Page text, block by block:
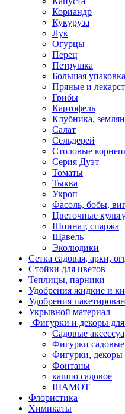
Кориандр
Кукуруза
Лук
Огурцы
Перец
Петрушка
Большая упаковка
Пряные и
Грибы
Картофель
Клубника,
Салат
Сельдерей
Столовые
Серия Дуэт
Томаты
Тыква
Укроп
Фасоль, бобы,
Цветочные
Шпинат, спаржа
Щавель
Эколюдики
Сетка садовая, арки,
Стойки для цветов
Теплицы, парники
Удобрения жидкие и
Удобрения
Укрывной материал
Фигурки и декоры для
Садовые
Фигурки
Фигурки,
Фонтаны
кашпо садовое
ШАМОТ
Флористика
Химикаты